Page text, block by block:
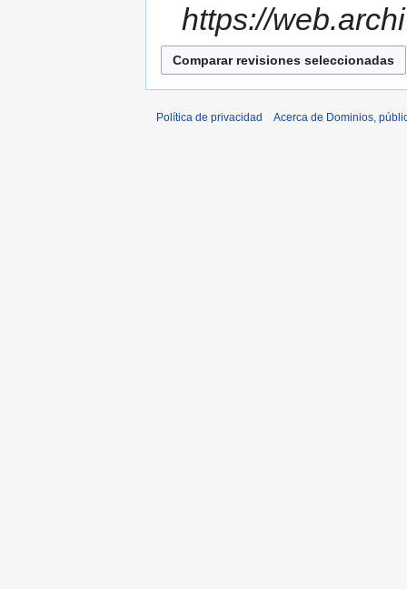
https://
Política de privacidad Acerca de Dominios,